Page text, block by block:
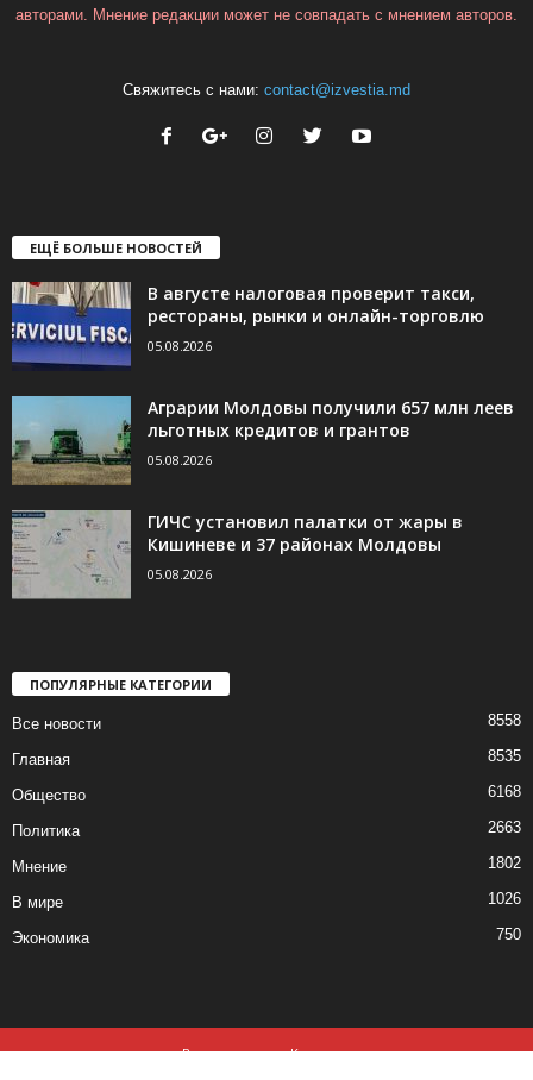
авторами. Мнение редакции может не совпадать с мнением авторов.
Свяжитесь с нами: contact@izvestia.md
ЕЩЁ БОЛЬШЕ НОВОСТЕЙ
В августе налоговая проверит такси,
рестораны, рынки и онлайн-торговлю
05.08.2026
Аграрии Молдовы получили 657 млн леев
льготных кредитов и грантов
05.08.2026
ГИЧС установил палатки от жары в
Кишиневе и 37 районах Молдовы
05.08.2026
ПОПУЛЯРНЫЕ КАТЕГОРИИ
Все новости 8558
Главная 8535
Общество 6168
Политика 2663
Мнение 1802
В мире 1026
Экономика 750
Все новости
Контакты